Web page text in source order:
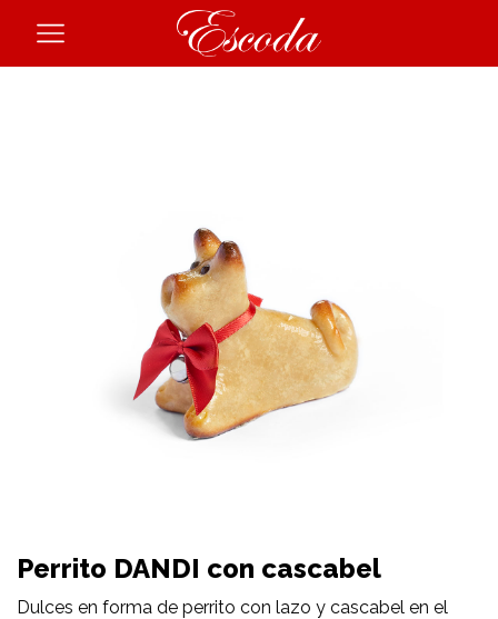
Perrito DANDI con cascabel
Dulces en forma de perrito con lazo y cascabel en el